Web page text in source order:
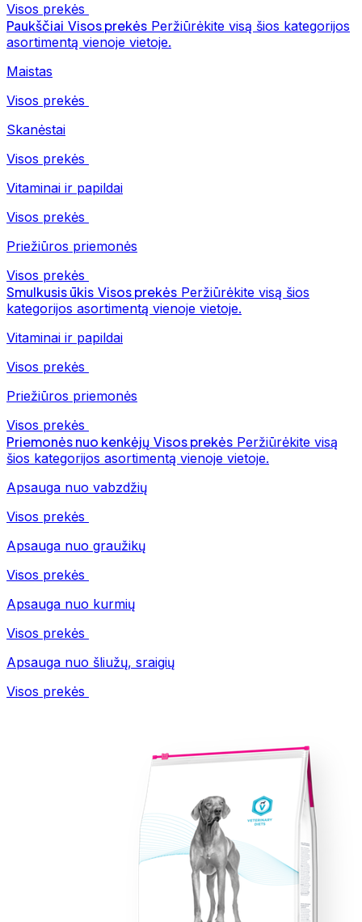
Visos prekės
Paukščiai Visos prekės Peržiūrėkite visą šios kategorijos
asortimentą vienoje vietoje.
Maistas
Visos prekės
Skanėstai
Visos prekės
Vitaminai ir papildai
Visos prekės
Priežiūros priemonės
Visos prekės
Smulkusis ūkis Visos prekės Peržiūrėkite visą šios
kategorijos asortimentą vienoje vietoje.
Vitaminai ir papildai
Visos prekės
Priežiūros priemonės
Visos prekės
Priemonės nuo kenkėjų Visos prekės Peržiūrėkite visą
šios kategorijos asortimentą vienoje vietoje.
Apsauga nuo vabzdžių
Visos prekės
Apsauga nuo graužikų
Visos prekės
Apsauga nuo kurmių
Visos prekės
Apsauga nuo šliužų, sraigių
Visos prekės